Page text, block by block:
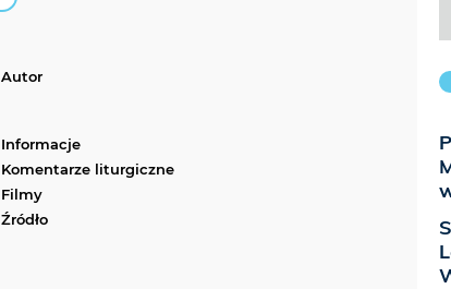
Autor
Informacje
Komentarze liturgiczne
Filmy
Źródło